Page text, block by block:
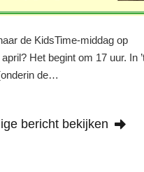
de KidsTime-middag op
Het begint om 17 uur. In
de…
bericht bekijken